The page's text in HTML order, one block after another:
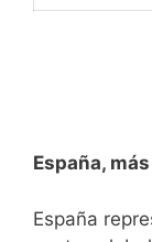
España,
España